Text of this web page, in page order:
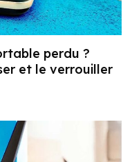
perdu ?
et le verrouiller